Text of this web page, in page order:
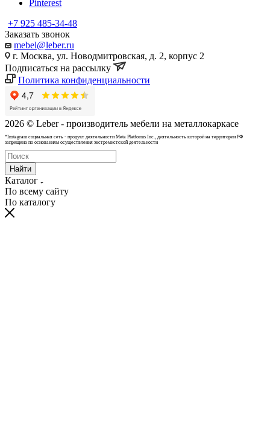
Pinterest
+7 925 485-34-48
Заказать звонок
mebel@leber.ru
г. Москва, ул. Новодмитровская, д. 2, корпус 2
Подписаться на рассылку
Политика конфиденциальности
2026 © Leber - производитель мебели на металлокаркасе
*Instagram cоциальная сеть - продукт деятельности Meta Platforms Inc., деятельность которой на территории РФ
запрещена по основаниям осуществления экстремистской деятельности
Найти
Каталог
По всему сайту
По каталогу